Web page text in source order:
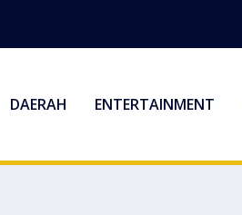
DAERAH ENTERTAINMENT